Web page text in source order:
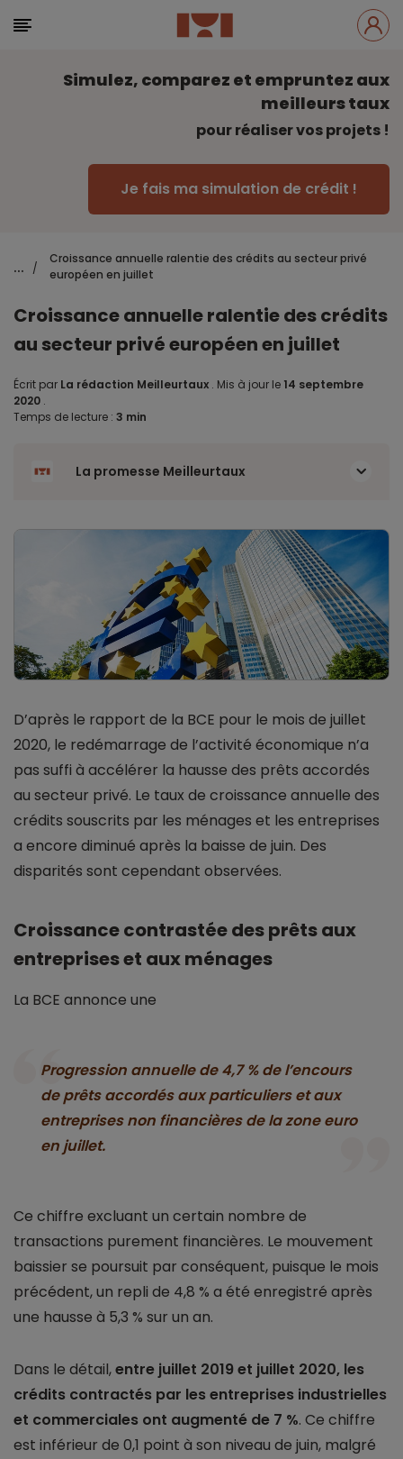
Simulez, comparez et empruntez aux
meilleurs taux
pour réaliser vos projets !
Je fais ma simulation de crédit !
... /
Croissance annuelle ralentie des crédits au secteur privé
européen en juillet
Croissance annuelle ralentie des crédits
au secteur privé européen en juillet
Écrit par La rédaction Meilleurtaux . Mis à jour le 14 septembre
2020 .
Temps de lecture : 3 min
La promesse Meilleurtaux
D’après le rapport de la BCE pour le mois de juillet
2020, le redémarrage de l’activité économique n’a
pas suffi à accélérer la hausse des prêts accordés
au secteur privé. Le taux de croissance annuelle des
crédits souscrits par les ménages et les entreprises
a encore diminué après la baisse de juin. Des
disparités sont cependant observées.
Croissance contrastée des prêts aux
entreprises et aux ménages
La BCE annonce une
Progression annuelle de 4,7 % de l’encours
de prêts accordés aux particuliers et aux
entreprises non financières de la zone euro
en juillet.
Ce chiffre excluant un certain nombre de
transactions purement financières. Le mouvement
baissier se poursuit par conséquent, puisque le mois
précédent, un repli de 4,8 % a été enregistré après
une hausse à 5,3 % sur un an.
Dans le détail,entre juillet 2019 et juillet 2020, les
crédits contractés par les entreprises industrielles
et commerciales ont augmenté de 7 %. Ce chiffre
est inférieur de 0,1 point à son niveau de juin, malgré